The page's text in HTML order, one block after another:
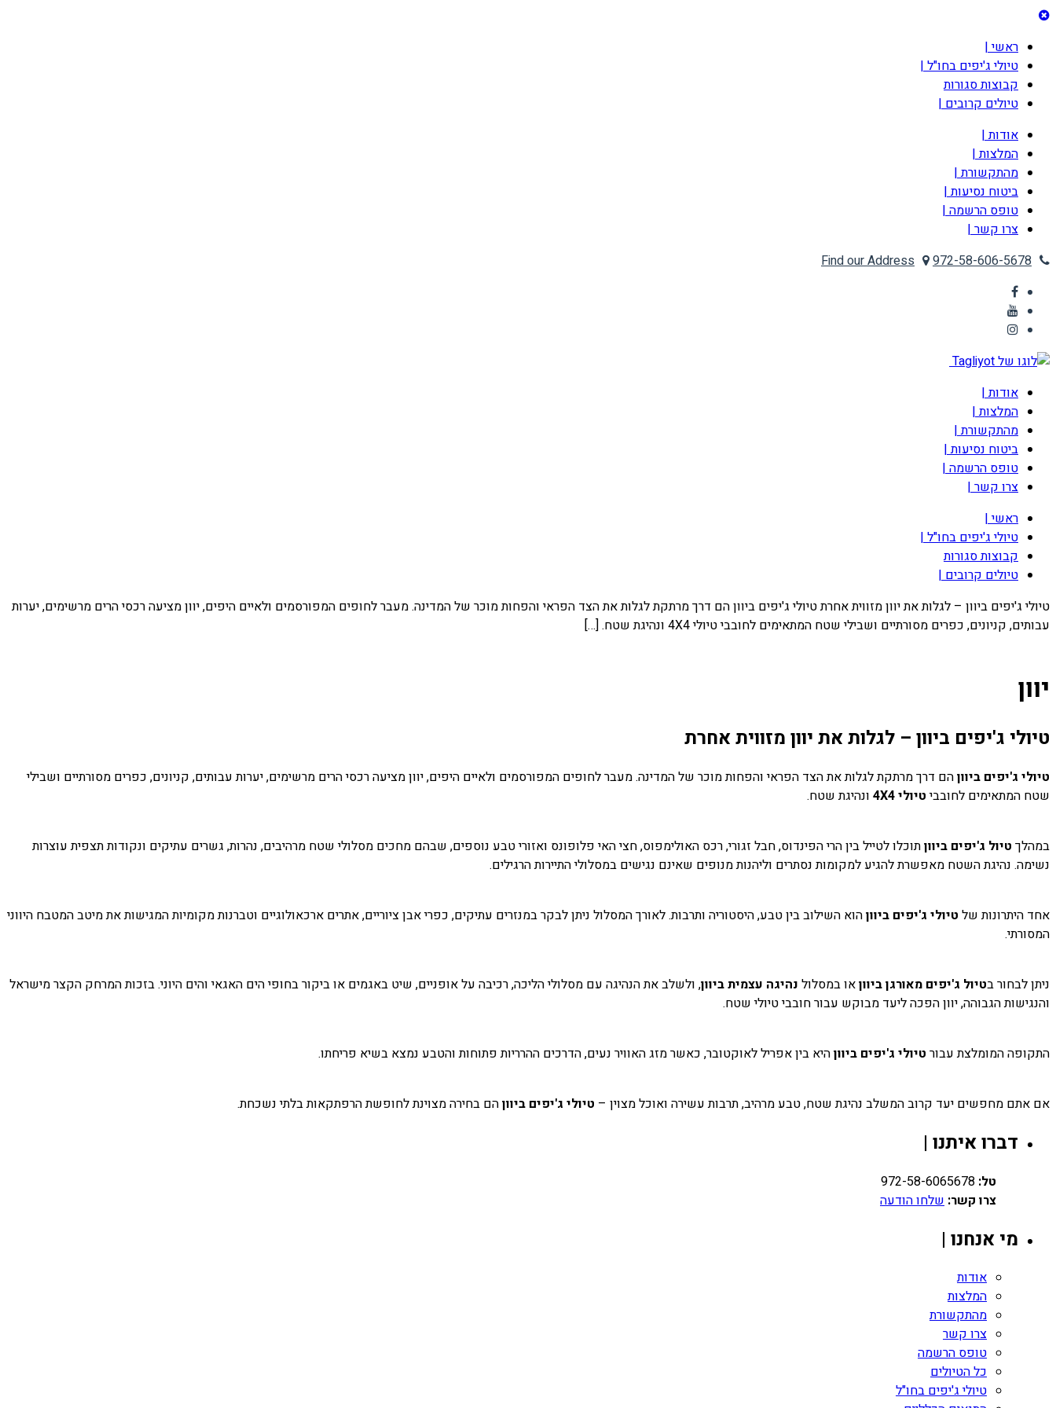
ראשי |
טיולי ג'יפים בחו"ל |
קבוצות סגורות
טיולים קרובים |
אודות |
המלצות |
מהתקשורת |
ביטוח נסיעות |
טופס הרשמה |
צרו קשר |
972-58-606-5678
Find our Address
אודות |
המלצות |
מהתקשורת |
ביטוח נסיעות |
טופס הרשמה |
צרו קשר |
ראשי |
טיולי ג'יפים בחו"ל |
קבוצות סגורות
טיולים קרובים |
טיולי ג'יפים ביוון – לגלות את יוון מזווית אחרת טיולי ג'יפים ביוון הם דרך מרתקת לגלות את הצד הפראי והפחות מוכר של המדינה. מעבר לחופים המפורסמים ולאיים היפים, יוון מציעה רכסי הרים מרשימים, יערות
עבותים, קניונים, כפרים מסורתיים ושבילי שטח המתאימים לחובבי טיולי 4X4 ונהיגת שטח. […]
יוון
טיולי ג'יפים ביוון – לגלות את יוון מזווית אחרת
טיולי ג'יפים ביווןהם דרך מרתקת לגלות את הצד הפראי והפחות מוכר של המדינה. מעבר לחופים המפורסמים ולאיים היפים, יוון מציעה רכסי הרים מרשימים, יערות עבותים, קניונים, כפרים מסורתיים ושבילי
שטח המתאימים לחובבי טיולי 4X4 ונהיגת שטח.
במהלך טיול ג'יפים ביווןתוכלו לטייל בין הרי הפינדוס, חבל זגורי, רכס האולימפוס, חצי האי פלופונס ואזורי טבע נוספים, שבהם מחכים מסלולי שטח מרהיבים, נהרות, גשרים עתיקים ונקודות תצפית עוצרות
נשימה. נהיגת השטח מאפשרת להגיע למקומות נסתרים וליהנות מנופים שאינם נגישים במסלולי התיירות הרגילים.
אחד היתרונות של טיולי ג'יפים ביווןהוא השילוב בין טבע, היסטוריה ותרבות. לאורך המסלול ניתן לבקר במנזרים עתיקים, כפרי אבן ציוריים, אתרים ארכאולוגיים וטברנות מקומיות המגישות את מיטב המטבח היווני
המסורתי.
ניתן לבחור בטיול ג'יפים מאורגן ביווןאו במסלול נהיגה עצמית ביוון, ולשלב את הנהיגה עם מסלולי הליכה, רכיבה על אופניים, שיט באגמים או ביקור בחופי הים האגאי והים היוני. בזכות המרחק הקצר מישראל
והנגישות הגבוהה, יוון הפכה ליעד מבוקש עבור חובבי טיולי שטח.
התקופה המומלצת עבור טיולי ג'יפים ביווןהיא בין אפריל לאוקטובר, כאשר מזג האוויר נעים, הדרכים ההרריות פתוחות והטבע נמצא בשיא פריחתו.
אם אתם מחפשים יעד קרוב המשלב נהיגת שטח, טבע מרהיב, תרבות עשירה ואוכל מצוין – טיולי ג'יפים ביווןהם בחירה מצוינת לחופשת הרפתקאות בלתי נשכחת.
דברו איתנו |
טל:
צרו קשר: שלחו הודעה
מי אנחנו |
אודות
המלצות
מהתקשורת
צרו קשר
טופס הרשמה
כל הטיולים
טיולי ג'יפים בחו"ל